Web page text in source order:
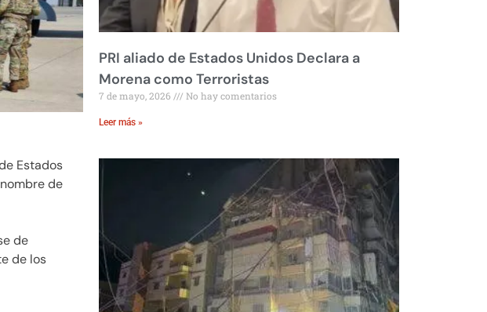
Estados
de
de
de los
PRI aliado de Estados Unidos Declara a
Morena como Terroristas
7 de mayo, 2026 No hay comentarios
Leer más »